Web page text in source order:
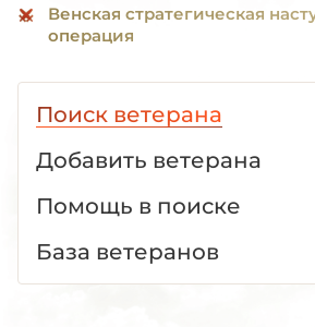
Венская стратегическая
операция
Поиск ветерана
Добавить ветерана
Помощь в поиске
База ветеранов